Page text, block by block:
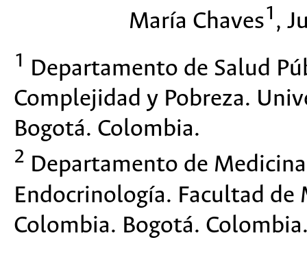
María Chaves1 ,
1 Departamento de Salud
Complejidad y Pobreza.
Bogotá. Colombia.
2 Departamento de
Endocrinología. Facultad
Colombia. Bogotá.